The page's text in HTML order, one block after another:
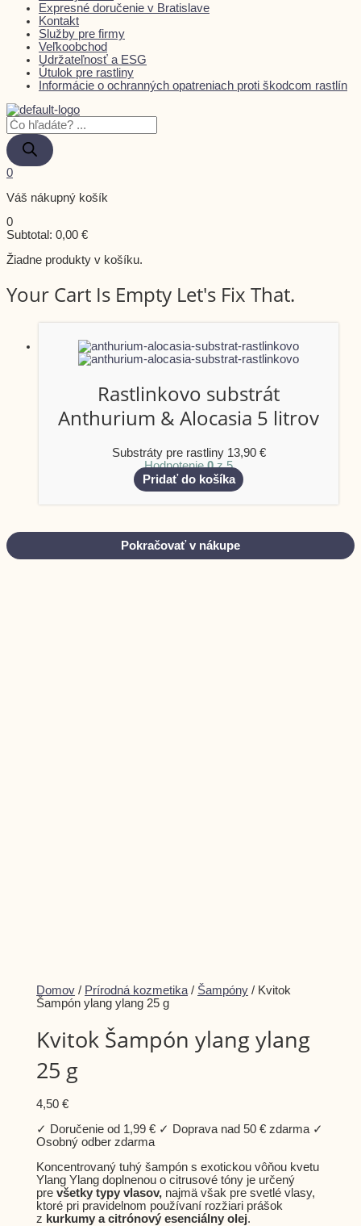
Expresné doručenie v Bratislave
Kontakt
Služby pre firmy
Veľkoobchod
Udržateľnosť a ESG
Útulok pre rastliny
Informácie o ochranných opatreniach proti škodcom rastlín
0
Váš nákupný košík
0
Subtotal: 0,00 €
Žiadne produkty v košíku.
Your Cart Is Empty Let's Fix That.
Rastlinkovo substrát
Anthurium & Alocasia 5 litrov
Substráty pre rastliny 13,90 €
Hodnotenie0z 5
Pridať do košíka
Pokračovať v nákupe
Domov / Prírodná kozmetika / Šampóny / Kvitok
Šampón ylang ylang 25 g
Kvitok Šampón ylang ylang
25 g
4,50€
✓ Doručenie od 1,99 € ✓ Doprava nad 50 € zdarma ✓
Osobný odber zdarma
Koncentrovaný tuhý šampón s exotickou vôňou kvetu
Ylang Ylang doplnenou o citrusové tóny je určený
pre všetky typy vlasov, najmä však pre svetlé vlasy,
ktoré pri pravidelnom používaní rozžiari prášok
z kurkumy a citrónový esenciálny olej.
Dismiss
notification